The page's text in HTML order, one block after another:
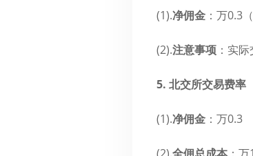
(1).净佣金 ：万0.3
(2).注意事项 ：实
5. 北交所交易费率
(1).净佣金 ​：万0.3